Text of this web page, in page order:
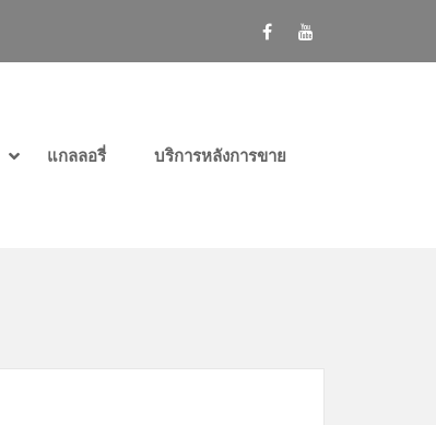
SHOW สินค้าของเรา SUBMENU
HIDE สินค้าของเรา SUBMENU
SHOW กลุ่มผู้ใช้ดูแลผู้ป่วยที่บ้าน SUBMENU
HIDE กลุ่มผู้ใช้ดูแลผู้ป่วยที่บ้าน SUBMENU
แกลลอรี่ บริการหลังการขาย